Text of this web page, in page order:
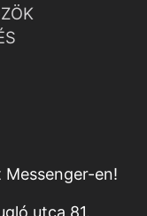
en!
utca 81.